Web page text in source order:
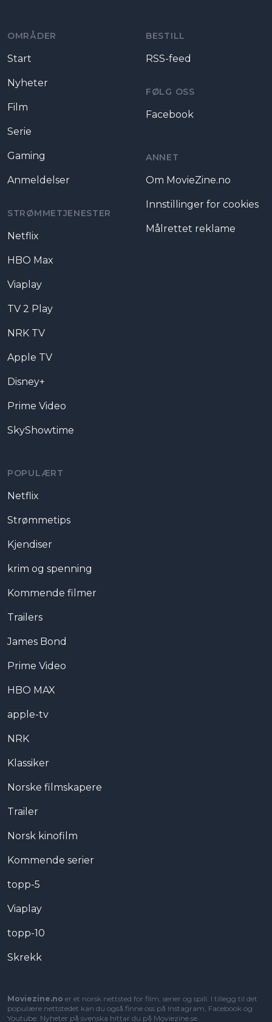
OMRÅDER
Start
Nyheter
Film
Serie
Gaming
Anmeldelser
STRØMMETJENESTER
Netflix
HBO Max
Viaplay
TV 2 Play
NRK TV
Apple TV
Disney+
Prime Video
SkyShowtime
POPULÆRT
Netflix
Strømmetips
Kjendiser
krim og spenning
Kommende filmer
Trailers
James Bond
Prime Video
HBO MAX
apple-tv
NRK
Klassiker
Norske filmskapere
Trailer
Norsk kinofilm
Kommende serier
topp-5
Viaplay
topp-10
Skrekk
BESTILL
RSS-feed
FØLG OSS
Facebook
ANNET
Om MovieZine.no
Innstillinger for cookies
Målrettet reklame
Moviezine.no er et norsk nettsted for film, serier og spill. I tillegg til det
populære nettstedet kan du også finne oss på Instagram, Facebook og
Youtube. Nyheter på svenska hittar du på Moviezine.se